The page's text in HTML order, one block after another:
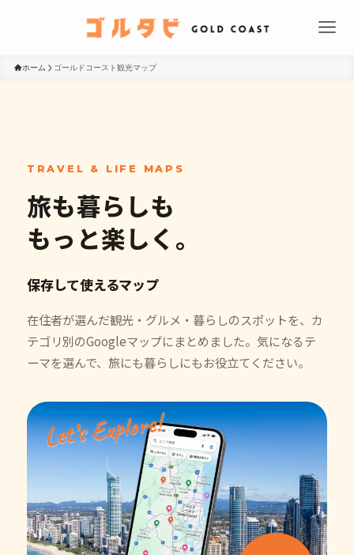
ホーム ゴールドコースト観光マップ
TRAVEL & LIFE MAPS
旅も暮らしも
もっと楽しく。
保存して使えるマップ
在住者が選んだ観光・グルメ・暮らしのスポットを、カ
テゴリ別のGoogleマップにまとめました。気になるテ
ーマを選んで、旅にも暮らしにもお役立てください。
Let’s Explore!